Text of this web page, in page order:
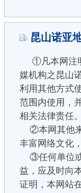
昆山诺亚
①凡本网注
媒机构之昆山
利用其他方式
范围内使用，
相关法律责任。
②本网其他来
丰富网络文化
③任何单位或
益，应及时向
证明，本网站